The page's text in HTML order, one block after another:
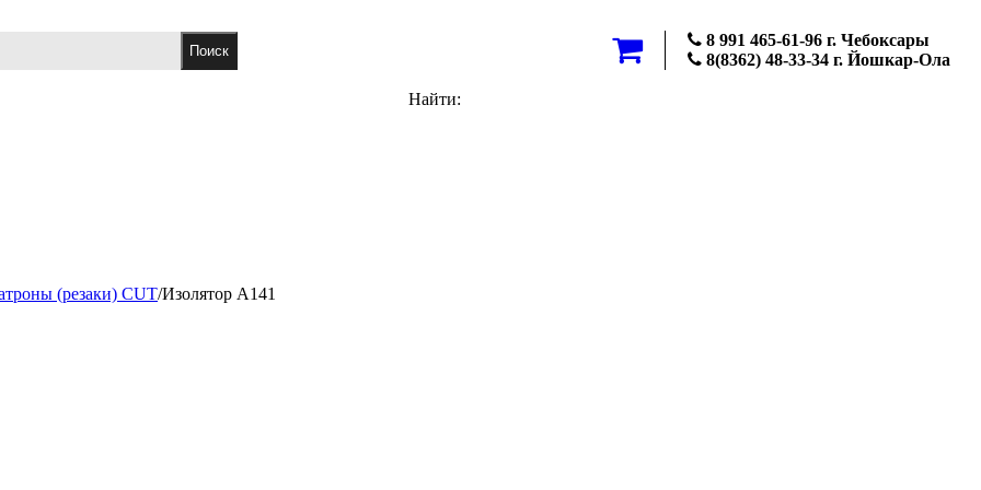
Найти:
8 991 465-61-96 г. Чебоксары
8(8362) 48-33-34 г. Йошкар-Ола
(резаки) CUT/Изолятор А141